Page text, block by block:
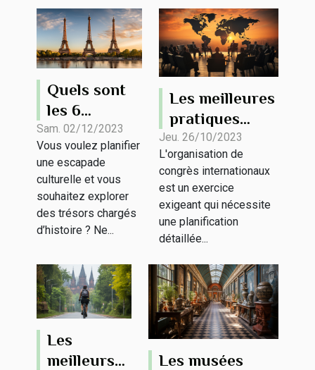
Quels sont
les 6
monuments
historiques
à visiter lors
d’une sortie
touristique
?
Sam. 02/12/2023
Vous voulez planifier
une escapade
culturelle et vous
souhaitez explorer
des trésors chargés
d’histoire ? Ne...
Les meilleures
pratiques
pour
l'organisation
de congrès
internationaux
Jeu. 26/10/2023
L'organisation de
congrès internationaux
est un exercice
exigeant qui nécessite
une planification
détaillée...
Les
meilleurs
Les musées